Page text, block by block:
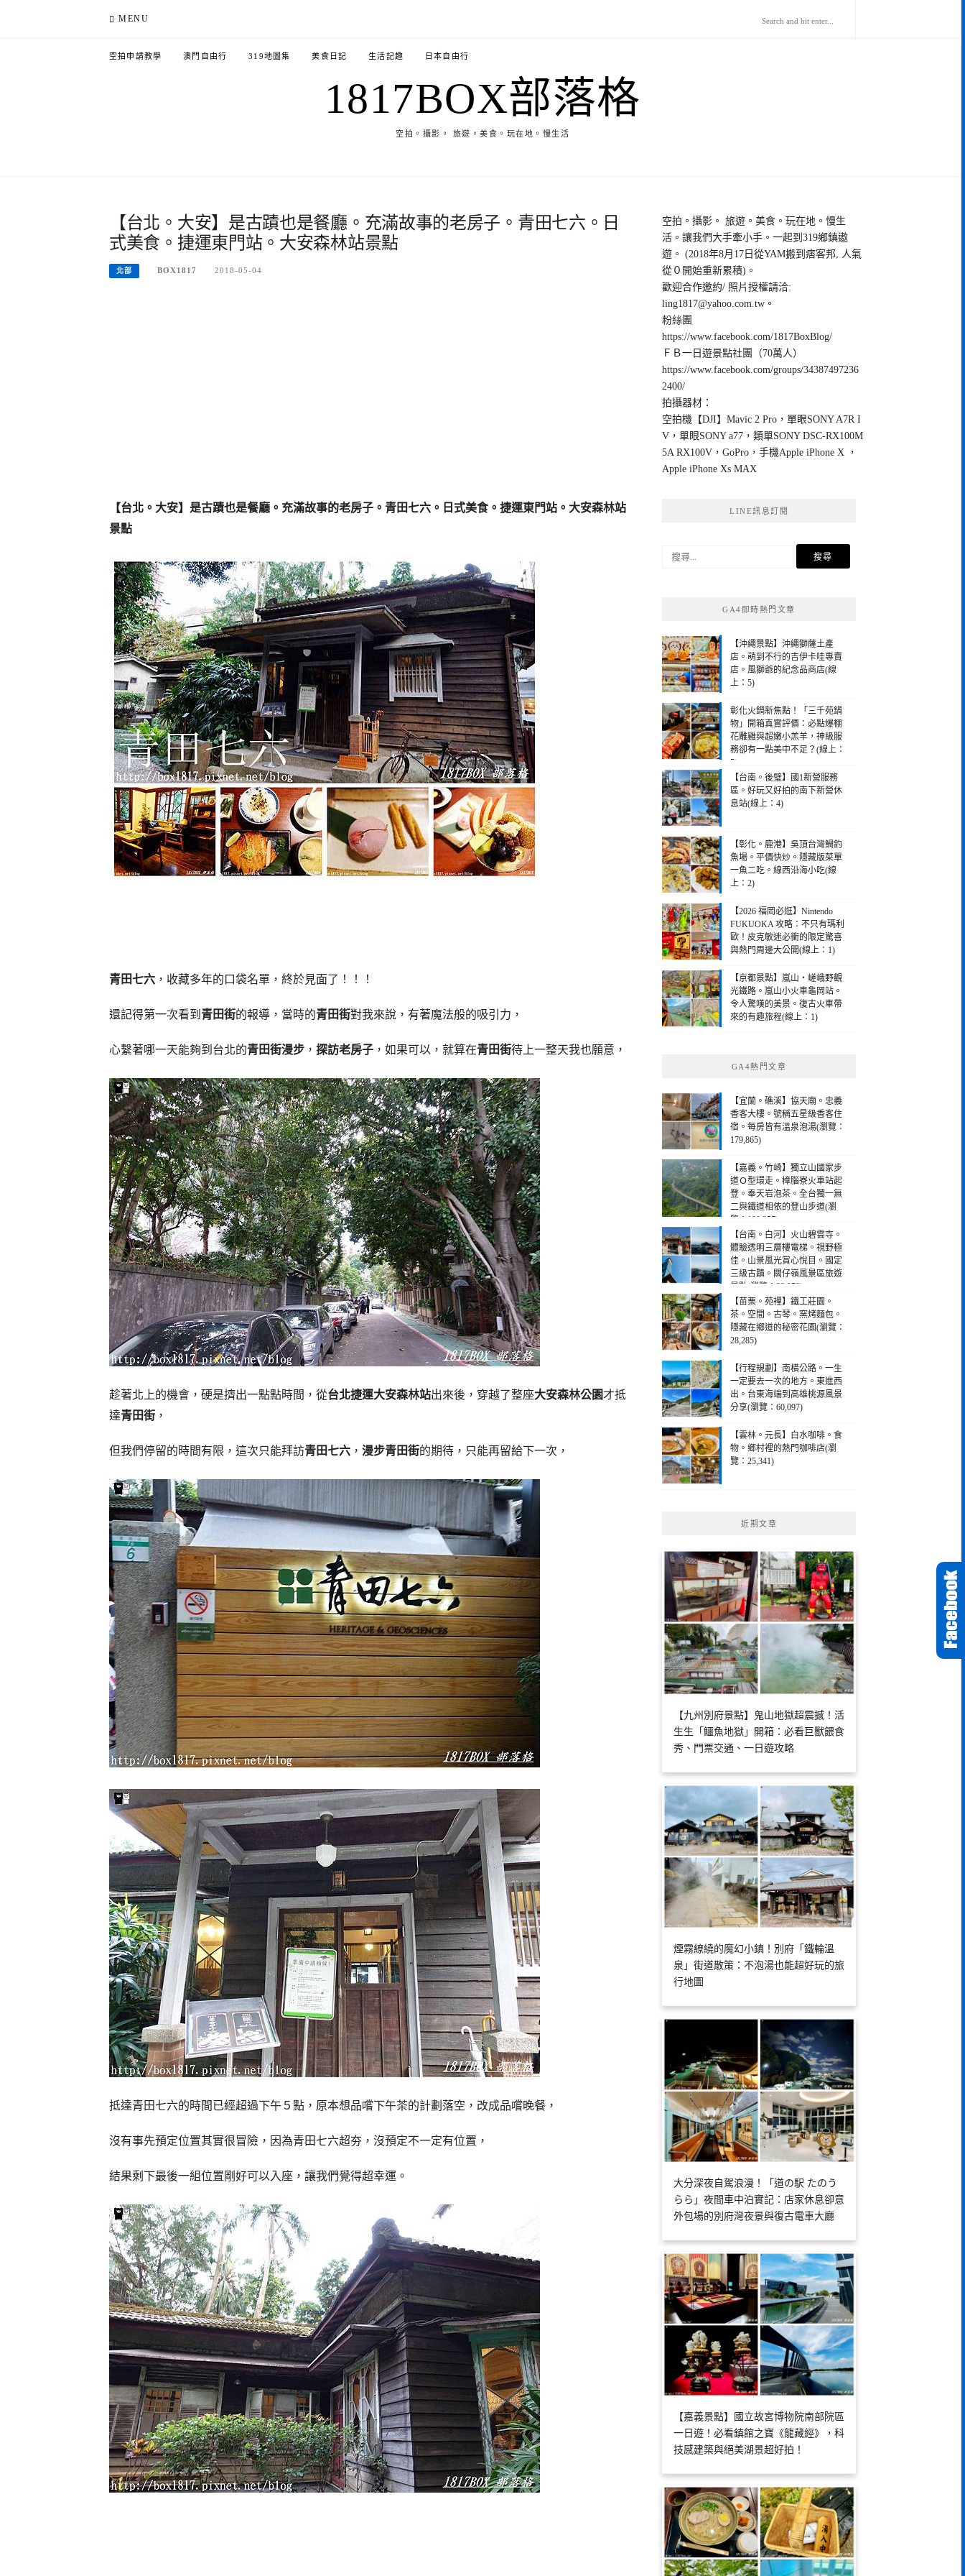
MENU
空拍申請教學 澳門自由行 319地圖集 美食日記 生活記趣 日本自由行
1817BOX部落格
空拍。攝影。 旅遊。美食。玩在地。慢生活
【台北。大安】是古蹟也是餐廳。充滿故事的老房子。青田七六。日
式美食。捷運東門站。大安森林站景點
北部 BOX1817 2018-05-04
【台北。大安】是古蹟也是餐廳。充滿故事的老房子。青田七六。日式美食。捷運東門站。大安森林站
景點
青田七六 ，收藏多年的口袋名單，終於見面了！！！
還記得第一次看到 青田街的報導，當時的青田街對我來說，有著魔法般的吸引力，
心繫著哪一天能夠到台北的青田街漫步 ， 探訪老房子 ，如果可以，就算在青田街待上一整天我也願意，
趁著北上的機會，硬是擠出一點點時間，從台北捷運大安森林站出來後，穿越了整座大安森林公園才抵
達青田街 ，
但我們停留的時間有限，這次只能拜訪青田七六 ， 漫步青田街的期待，只能再留給下一次，
抵達青田七六的時間已經超過下午５點，原本想品嚐下午茶的計劃落空，改成品嚐晚餐，
沒有事先預定位置其實很冒險，因為青田七六超夯，沒預定不一定有位置，
結果剩下最後一組位置剛好可以入座，讓我們覺得超幸運。
空拍。攝影。 旅遊。美食。玩在地。慢生
活。讓我們大手牽小手。一起到319鄉鎮遨
遊。 (2018年8月17日從YAM搬到痞客邦, 人氣
從０開始重新累積)。
歡迎合作邀約/ 照片授權請洽:
ling1817@yahoo.com.tw 。
粉絲團
https://www.facebook.com/1817BoxBlog/
ＦＢ一日遊景點社團（70萬人）
https://www.facebook.com/groups/34387497236
2400/
拍攝器材：
空拍機【DJI】Mavic 2 Pro，單眼SONY A7R I
V，單眼SONY a77，類單SONY DSC-RX100M
5A RX100V，GoPro，手機Apple iPhone X ，
Apple iPhone Xs MAX
LINE訊息訂閱
搜
GA4即時熱門文章
【沖繩景點】沖繩獅薩土產
店。萌到不行的吉伊卡哇專賣
店。風獅爺的紀念品商店(線
上：5)
彰化火鍋新焦點！「三千苑鍋
物」開箱真實評價：必點爆棚
花雕雞與超嫩小羔羊，神級服
務卻有一點美中不足？(線上：
5)
【台南。後璧】國1新營服務
區。好玩又好拍的南下新營休
息站(線上：4)
【彰化。鹿港】吳頂台灣鯛釣
魚場。平價快炒。隱藏版菜單
一魚二吃。線西沿海小吃(線
上：2)
【2026 福岡必逛】Nintendo
FUKUOKA 攻略：不只有瑪利
歐！皮克敏迷必衝的限定驚喜
與熱門周邊大公開(線上：1)
【京都景點】嵐山・嵯峨野觀
光鐵路。嵐山小火車龜岡站。
令人驚嘆的美景。復古火車帶
來的有趣旅程(線上：1)
GA4熱門文章
【宜蘭。礁溪】協天廟。忠義
香客大樓。號稱五星級香客住
宿。每房皆有溫泉泡湯(瀏覽：
179,865)
【嘉義。竹崎】獨立山國家步
道Ｏ型環走。樟腦寮火車站起
登。奉天岩泡茶。全台獨一無
二與鐵道相依的登山步道(瀏
覽：190,257)
【台南。白河】火山碧雲寺。
體驗透明三層樓電梯。視野極
佳。山景風光賞心悅目。國定
三級古蹟。關仔嶺風景區旅遊
景點(瀏覽：28,978)
【苗栗。苑裡】鐵工莊園。
茶。空間。古琴。窯烤麵包。
隱藏在鄉道的秘密花園(瀏覽：
28,285)
【行程規劃】南橫公路。一生
一定要去一次的地方。東進西
出。台東海端到高雄桃源風景
分享(瀏覽：60,097)
【雲林。元長】白水咖啡。食
物。鄉村裡的熱門咖啡店(瀏
覽：25,341)
近期文章
【九州別府景點】鬼山地獄超震撼！活
生生「鱷魚地獄」開箱：必看巨獸餵食
秀、門票交通、一日遊攻略
煙霧繚繞的魔幻小鎮！別府「鐵輪溫
泉」街道散策：不泡湯也能超好玩的旅
行地圖
大分深夜自駕浪漫！「道の駅 たのう
らら」夜間車中泊實記：店家休息卻意
外包場的別府灣夜景與復古電車大廳
【嘉義景點】國立故宮博物院南部院區
一日遊！必看鎮館之寶《龍藏經》，科
技感建築與絕美湖景超好拍！